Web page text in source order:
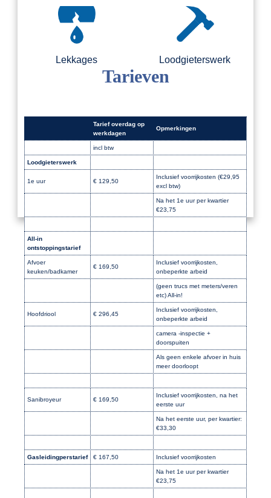
Lekkages Loodgieterswerk
Tarieven
Tarief overdag op
werkdagen
Opmerkingen
incl btw
Loodgieterswerk
1e uur € 129,50
Inclusief voorrijkosten (€29,95
excl btw)
Na het 1e uur per kwartier
€23,75
All-in
ontstoppingstarief
Afvoer
keuken/badkamer
€ 169,50
Inclusief voorrijkosten,
onbeperkte arbeid
(geen trucs met meters/veren
etc) All-in!
Hoofdriool € 296,45
Inclusief voorrijkosten,
onbeperkte arbeid
camera -inspectie +
doorspuiten
Als geen enkele afvoer in huis
meer doorloopt
Sanibroyeur € 169,50
Inclusief voorrijkosten, na het
eerste uur
Na het eerste uur, per kwartier:
€33,30
Gasleidingperstarief € 167,50 Inclusief voorrijkosten
Na het 1e uur per kwartier
€23,75